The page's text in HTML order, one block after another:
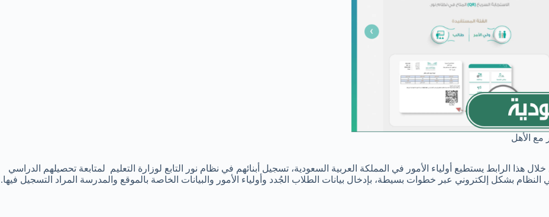
مع الأهل
هذا الرابط يستطيع أولياء الأمور في المملكة العربية السعودية، تسجيل أبنائهم في نظام نور التابع لوزارة التعليم لمتابعة تحصيلهم الدراسي
بشكل إلكتروني عبر خطوات بسيطة، بإدخال بيانات الطلاب الجُدد وأولياء الأمور والبيانات الخاصة بالموقع والمدرسة المراد التسجيل فيها.